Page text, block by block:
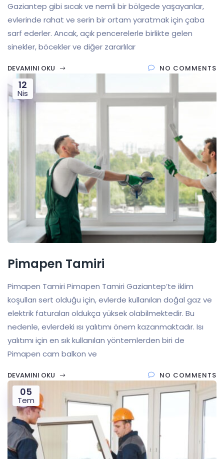
Gaziantep gibi sıcak ve nemli bir bölgede yaşayanlar,
evlerinde rahat ve serin bir ortam yaratmak için çaba
sarf ederler. Ancak, açık pencerelerle birlikte gelen
sinekler, böcekler ve diğer zararlılar
DEVAMINI OKU NO COMMENTS
12
Nis
Pimapen Tamiri
Pimapen Tamiri Pimapen Tamiri Gaziantep’te iklim
koşulları sert olduğu için, evlerde kullanılan doğal gaz ve
elektrik faturaları oldukça yüksek olabilmektedir. Bu
nedenle, evlerdeki ısı yalıtımı önem kazanmaktadır. Isı
yalıtımı için en sık kullanılan yöntemlerden biri de
Pimapen cam balkon ve
DEVAMINI OKU NO COMMENTS
05
Tem